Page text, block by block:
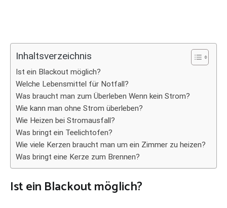
Inhaltsverzeichnis
Ist ein Blackout möglich?
Welche Lebensmittel für Notfall?
Was braucht man zum Überleben Wenn kein Strom?
Wie kann man ohne Strom überleben?
Wie Heizen bei Stromausfall?
Was bringt ein Teelichtofen?
Wie viele Kerzen braucht man um ein Zimmer zu heizen?
Was bringt eine Kerze zum Brennen?
Ist ein Blackout möglich?